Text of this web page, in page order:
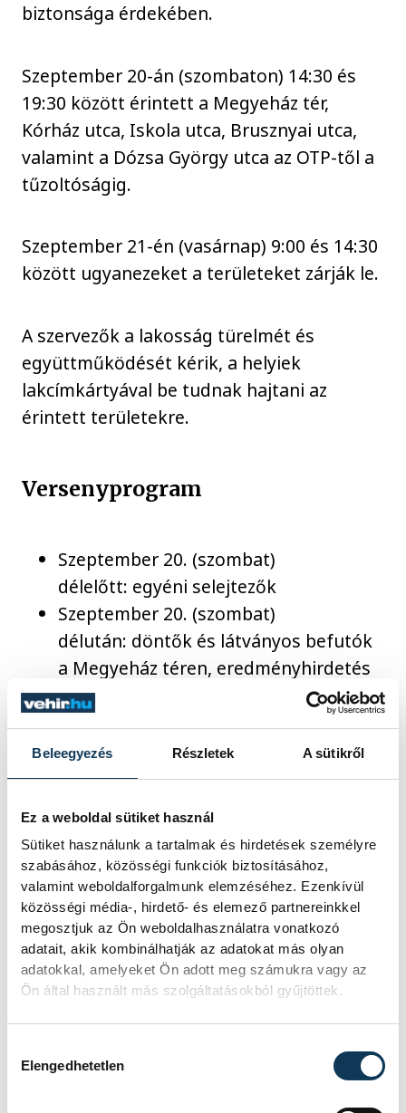
Beleegyezés Részletek A sütikről
Ez a weboldal sütiket használ
Sütiket használunk a tartalmak és hirdetések személyre
szabásához, közösségi funkciók biztosításához,
valamint weboldalforgalmunk elemzéséhez. Ezenkívül
közösségi média-, hirdető- és elemező partnereinkkel
megosztjuk az Ön weboldalhasználatra vonatkozó
adatait, akik kombinálhatják az adatokat más olyan
adatokkal, amelyeket Ön adott meg számukra vagy az
Ön által használt más szolgáltatásokból gyűjtöttek.
Elengedhetetlen
biztonsága érdekében.
Szeptember 20-án (szombaton) 14:30 és
19:30 között érintett a Megyeház tér,
Kórház utca, Iskola utca, Brusznyai utca,
valamint a Dózsa György utca az OTP-től a
tűzoltóságig.
Szeptember 21-én (vasárnap) 9:00 és 14:30
között ugyanezeket a területeket zárják le.
A szervezők a lakosság türelmét és
együttműködését kérik, a helyiek
lakcímkártyával be tudnak hajtani az
érintett területekre.
Versenyprogram
Szeptember 20. (szombat)
délelőtt: egyéni selejtezők
Szeptember 20. (szombat)
délután: döntők és látványos befutók
a Megyeház téren, eredményhirdetés
18:30-kor.
Szeptember 21.
(vasárnap): váltóverseny a
Megyeház téren 9:30–14:00 között, élő